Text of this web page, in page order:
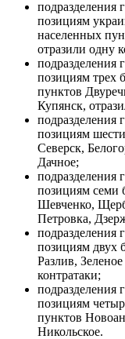
подразделения
позициям
населенных
отразили одну
подразделения
позициям трех
пунктов
Купянск,
подразделения
позициям
Северск,
Дачное;
подразделения
позициям семи
Шевченко,
Петровка,
подразделения
позициям двух
Разлив,
контратаки;
подразделения
позициям
пунктов
Никольское.